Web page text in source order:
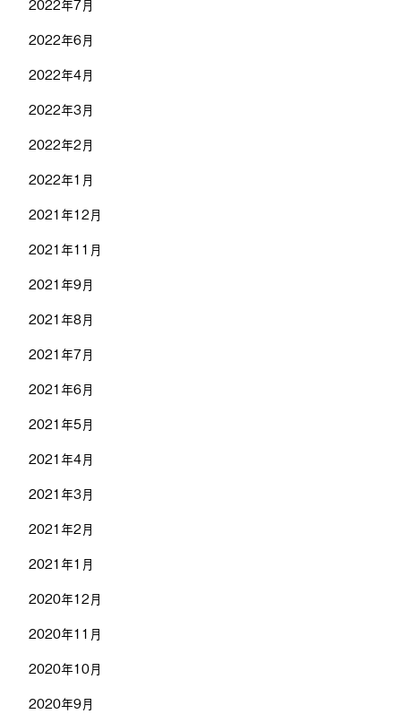
2022年7月
2022年6月
2022年4月
2022年3月
2022年2月
2022年1月
2021年12月
2021年11月
2021年9月
2021年8月
2021年7月
2021年6月
2021年5月
2021年4月
2021年3月
2021年2月
2021年1月
2020年12月
2020年11月
2020年10月
2020年9月